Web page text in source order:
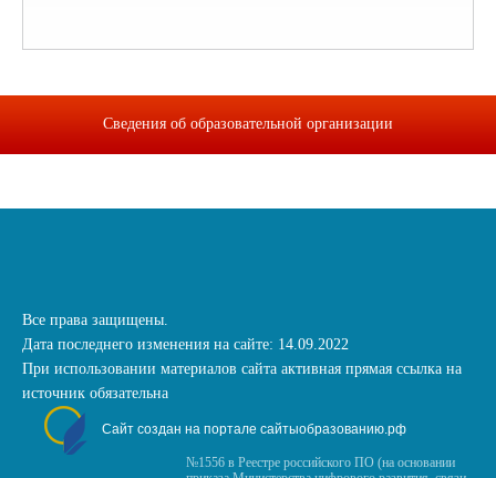
Сведения об образовательной организации
Все права защищены.
Дата последнего изменения на сайте: 14.09.2022
При использовании материалов сайта активная прямая ссылка на
источник обязательна
Сайт создан на портале сайтыобразованию.рф
№1556 в Реестре российского ПО (на основании